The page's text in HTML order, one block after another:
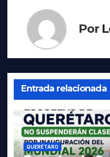
Por
Entrada relacionada
QUERÉTARO